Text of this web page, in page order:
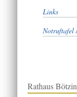
Links
Notruftafel
Rathaus